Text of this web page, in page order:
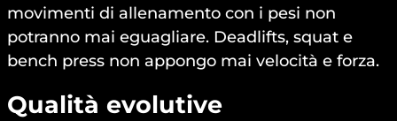
movimenti di allenamento con i pesi non
potranno mai eguagliare. Deadlifts, squat e
bench press non appongo mai velocità e forza.
Qualità evolutive